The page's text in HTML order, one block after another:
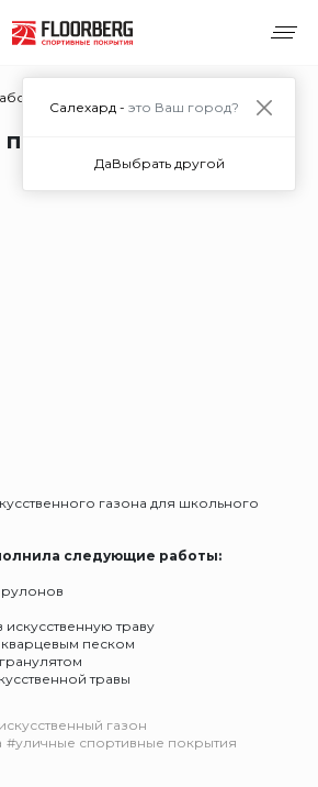
Футбольное поле Школы №6
поле Школы №6
газона для школьного
следующие работы:
рулонов
искусственную траву
песком
травы
газон
#уличные спортивные покрытия
Салехард - это Ваш город?
ДаВыбрать другой